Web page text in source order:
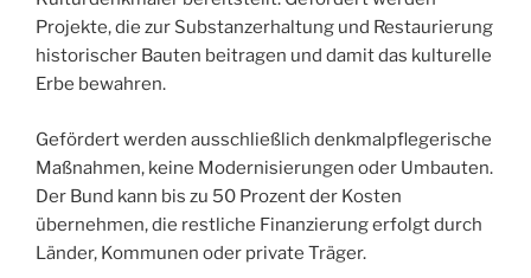
Projekte, die zur Substanzerhaltung und Restaurierung
historischer Bauten beitragen und damit das kulturelle
Erbe bewahren.
Gefördert werden ausschließlich denkmalpflegerische
Maßnahmen, keine Modernisierungen oder Umbauten.
Der Bund kann bis zu 50 Prozent der Kosten
übernehmen, die restliche Finanzierung erfolgt durch
Länder, Kommunen oder private Träger.